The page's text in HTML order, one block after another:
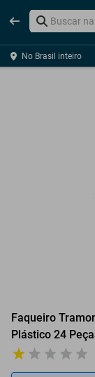
No Brasil inteiro
Faqueiro
Plástico 24